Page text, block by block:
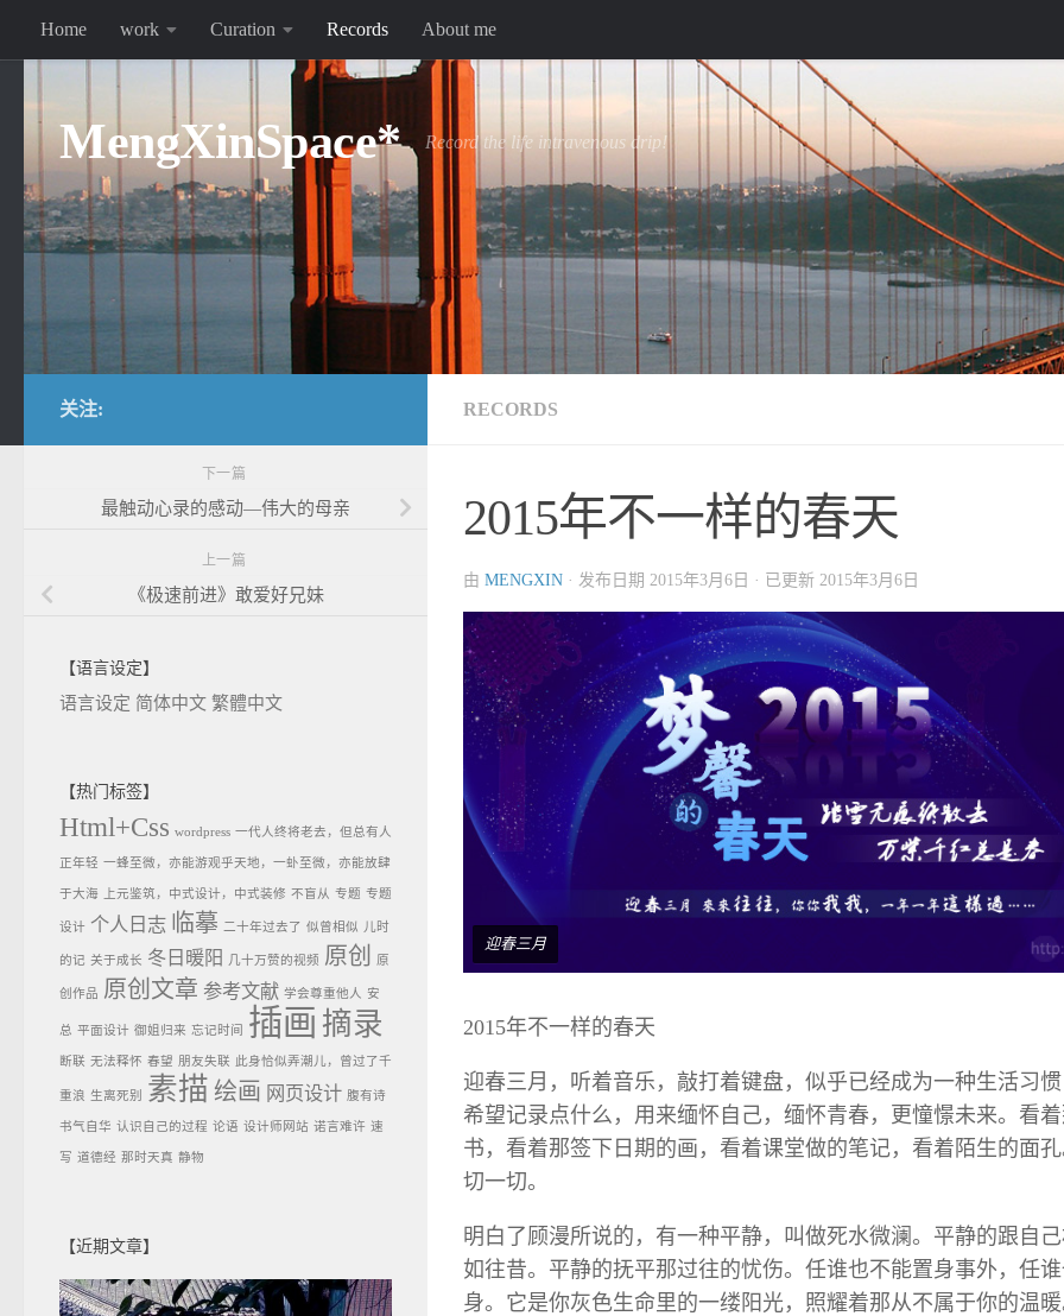
跳至内容
Home work Curation Records About me
MengXinSpace* Record the life intravenous drip!
RECORDS
2015年不一样的春天
由 MENGXIN · 发布日期 2015年3月6日 · 已更新 2015年3月6日
迎春三月
2015年不一样的春天
迎春三月，听着音乐，敲打着键盘，似乎已经成为一种生活习
希望记录点什么，用来缅怀自己，缅怀青春，更憧憬未来。看
书，看着那签下日期的画，看着课堂做的笔记，看着陌生的面
切一切。
明白了顾漫所说的，有一种平静，叫做死水微澜。平静的跟自
如往昔。平静的抚平那过往的忧伤。任谁也不能置身事外，任
身。它是你灰色生命里的一缕阳光，照耀着那从不属于你的温
关注:
下一篇
最触动心录的感动—伟大的母亲
上一篇
《极速前进》敢爱好兄妹
【语言设定】
语言设定 简体中文 繁體中文
【热门标签】
Html+Css wordpress 一代人终将老去，但总有人
正年轻 一蜂至微，亦能游观乎天地，一虲至微，亦能放肆
于大海 上元鉴筑，中式设计，中式装修 不盲从 专题 专题
设计 个人日志 临摹 二十年过去了 似曾相似 儿时
的记 关于成长 冬日暖阳 几十万赞的视频 原创 原
创作品 原创文章 参考文献 学会尊重他人 安
总 平面设计 御姐归来 忘记时间 插画 摘录
断联 无法释怀 春望 朋友失联 此身恰似弄潮儿，曾过了千
重浪 生离死别 素描 绘画 网页设计 腹有诗
书气自华 认识自己的过程 论语 设计师网站 诺言难许 速
写 道德经 那时天真 静物
【近期文章】